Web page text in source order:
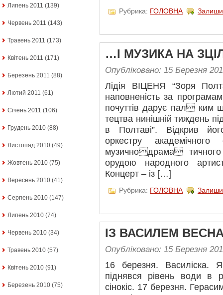
Липень 2011 (139)
Червень 2011 (143)
Травень 2011 (173)
Квітень 2011 (171)
Березень 2011 (88)
Лютий 2011 (61)
Січень 2011 (106)
Грудень 2010 (88)
Листопад 2010 (49)
Жовтень 2010 (75)
Вересень 2010 (41)
Серпень 2010 (147)
Липень 2010 (74)
Червень 2010 (34)
Травень 2010 (57)
Квітень 2010 (91)
Березень 2010 (75)
Рубрика: ГОЛОВНА
…І МУЗИКА НА
Опубліковано: 15 Березня
Лідія ВІЦЕНЯ “Зоря
наповненість за
почуттів дарує пал ким
тецтва нинішній тиждень
в Полтаві”. Відкрив
оркестру
музичнодрама
орудою народного
Концерт – із […]
Рубрика: ГОЛОВНА
ІЗ ВАСИЛЕМ
Опубліковано: 15 Березня
16 березня. Василіска.
піднявся рівень води в
сінокіс. 17 березня.